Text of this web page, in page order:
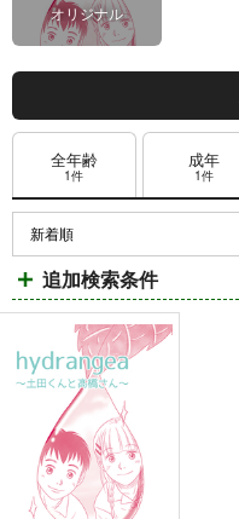
オリジナル
全年齢
1件
成年
1件
追加検索条件